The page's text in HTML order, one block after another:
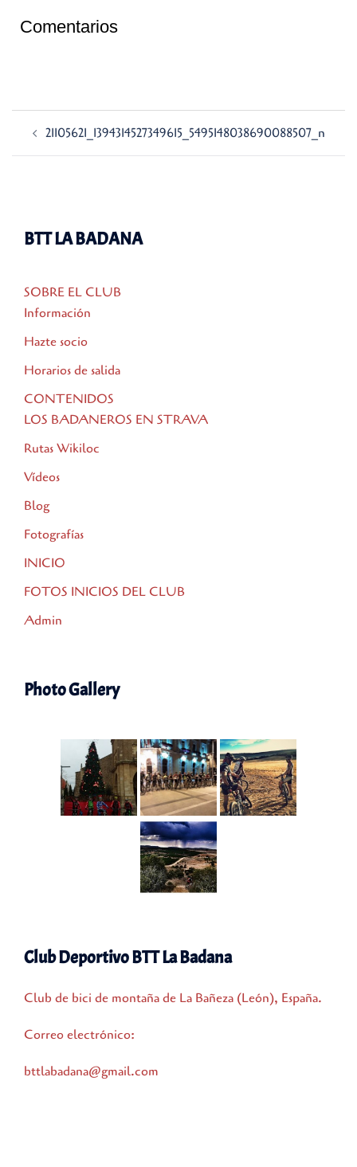
Comentarios
21105621_1394314527349615_5495148038690088507_n
BTT LA BADANA
SOBRE EL CLUB
Información
Hazte socio
Horarios de salida
CONTENIDOS
LOS BADANEROS EN STRAVA
Rutas Wikiloc
Vídeos
Blog
Fotografías
INICIO
FOTOS INICIOS DEL CLUB
Admin
Photo Gallery
Club Deportivo BTT La Badana
Club de bici de montaña de La Bañeza (León), España.
Correo electrónico:
bttlabadana@gmail.com